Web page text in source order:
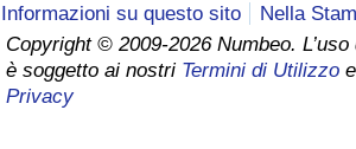
Informazioni su questo sito
Nella
Copyright © 2009-2026 Numbeo.
è soggetto ai nostri Termini di Utilizzo e
Privacy
Indice dell’Assistenza Sanitaria
Indice dell’Assistenza Sanitaria